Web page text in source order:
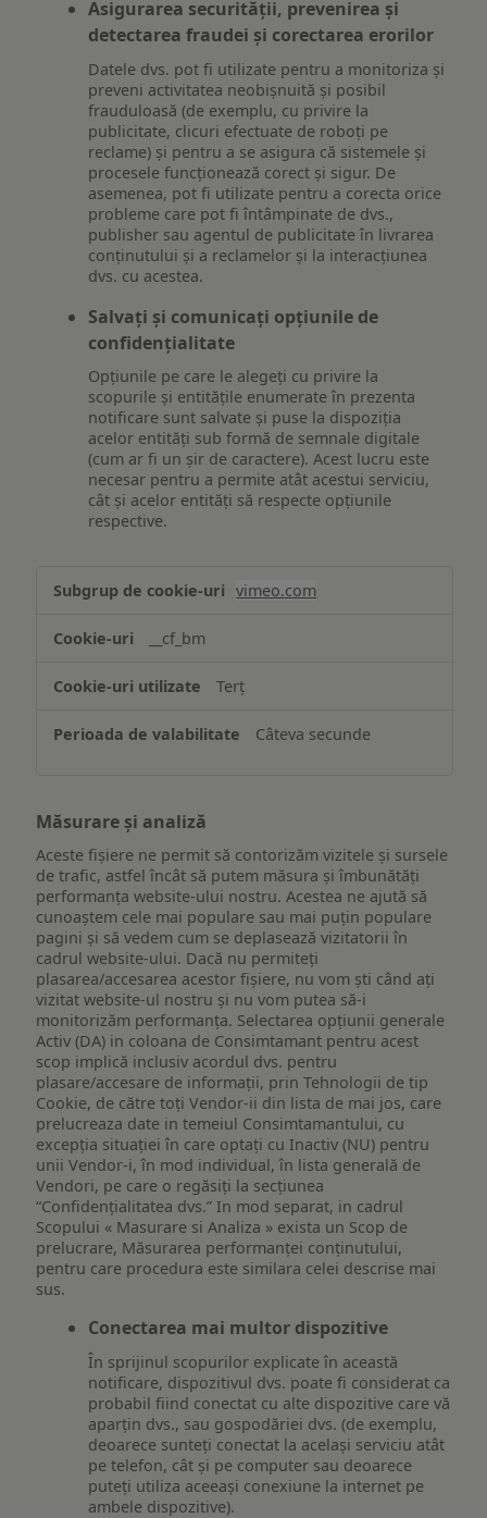
Asigurarea securității, prevenirea și
detectarea fraudei și corectarea erorilor
Datele dvs. pot fi utilizate pentru a monitoriza și
preveni activitatea neobișnuită și posibil
frauduloasă (de exemplu, cu privire la
publicitate, clicuri efectuate de roboți pe
reclame) și pentru a se asigura că sistemele și
procesele funcționează corect și sigur. De
asemenea, pot fi utilizate pentru a corecta orice
probleme care pot fi întâmpinate de dvs.,
publisher sau agentul de publicitate în livrarea
conținutului și a reclamelor și la interacțiunea
dvs. cu acestea.
Salvați și comunicați opțiunile de
confidențialitate
Opțiunile pe care le alegeți cu privire la
scopurile și entitățile enumerate în prezenta
notificare sunt salvate și puse la dispoziția
acelor entități sub formă de semnale digitale
(cum ar fi un șir de caractere). Acest lucru este
necesar pentru a permite atât acestui serviciu,
cât și acelor entități să respecte opțiunile
respective.
Asigurarea
funcționalităților
website-
ului
vimeo.com
__cf_bm
Terț
Câteva secunde
Măsurare și analiză
Aceste fișiere ne permit să contorizăm vizitele și sursele
de trafic, astfel încât să putem măsura și îmbunătăți
performanța website-ului nostru. Acestea ne ajută să
cunoaștem cele mai populare sau mai puțin populare
pagini și să vedem cum se deplasează vizitatorii în
cadrul website-ului. Dacă nu permiteți
plasarea/accesarea acestor fișiere, nu vom ști când ați
vizitat website-ul nostru și nu vom putea să-i
monitorizăm performanța. Selectarea opțiunii generale
Activ (DA) in coloana de Consimtamant pentru acest
scop implică inclusiv acordul dvs. pentru
plasare/accesare de informații, prin Tehnologii de tip
Cookie, de către toți Vendor-ii din lista de mai jos, care
prelucreaza date in temeiul Consimtamantului, cu
excepția situației în care optați cu Inactiv (NU) pentru
unii Vendor-i, în mod individual, în lista generală de
Vendori, pe care o regăsiți la secțiunea
“Confidențialitatea dvs.” In mod separat, in cadrul
Scopului « Masurare si Analiza » exista un Scop de
prelucrare, Măsurarea performanței conținutului,
pentru care procedura este similara celei descrise mai
sus.
Conectarea mai multor dispozitive
În sprijinul scopurilor explicate în această
notificare, dispozitivul dvs. poate fi considerat ca
probabil fiind conectat cu alte dispozitive care vă
aparțin dvs., sau gospodăriei dvs. (de exemplu,
deoarece sunteți conectat la același serviciu atât
pe telefon, cât și pe computer sau deoarece
puteți utiliza aceeași conexiune la internet pe
ambele dispozitive).